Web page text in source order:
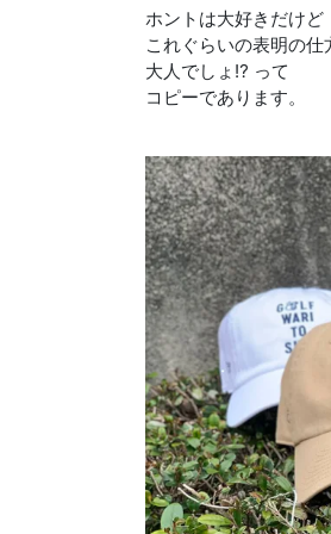
ホントは大好きだけど
これぐらいの表明の仕
大人でしょ⁉︎ って
コピーであります。